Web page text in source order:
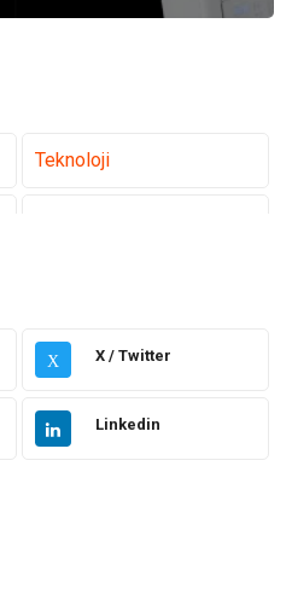
Teknoloji
Elektronik
Makine
X X / Twitter
Linkedin